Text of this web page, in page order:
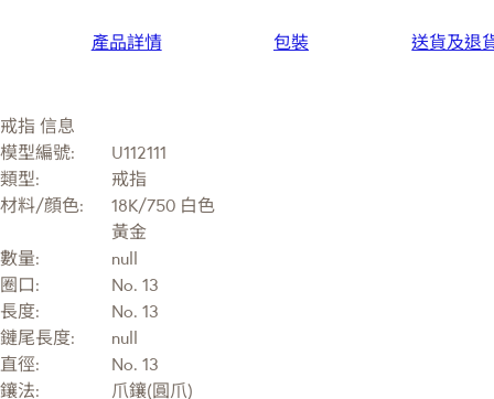
產品詳情 包裝 送貨及退
戒指 信息
模型編號:
U112111
類型:
戒指
材料/顔色:
18K/750 白色
黃金
數量:
null
圈口:
No. 13
長度:
No. 13
鏈尾長度:
null
直徑:
No. 13
鑲法:
爪鑲(圓爪)